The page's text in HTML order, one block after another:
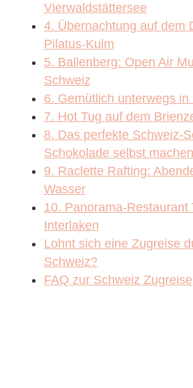
Vierwaldstättersee
4. Übernachtung auf dem
Pilatus-Kulm
5. Ballenberg: Open Air
Schweiz
6. Gemütlich unterwegs in
7. Hot Tug auf dem
8. Das perfekte Schweiz-
Schokolade selbst machen
9. Raclette Rafting:
Wasser
10. Panorama-Restaurant
Interlaken
Lohnt sich eine Zugreise
Schweiz?
FAQ zur Schweiz Zugreise